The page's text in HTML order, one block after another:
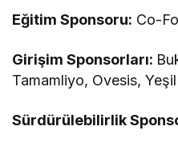
Eğitim Sponsoru: Co-
Girişim Sponsorları:
Tamamliyo, Ovesis,
Sürdürülebilirlik